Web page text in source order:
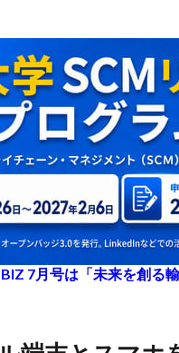
7月号は「未来を創る